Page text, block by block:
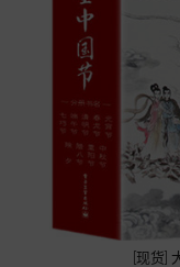
[现货]